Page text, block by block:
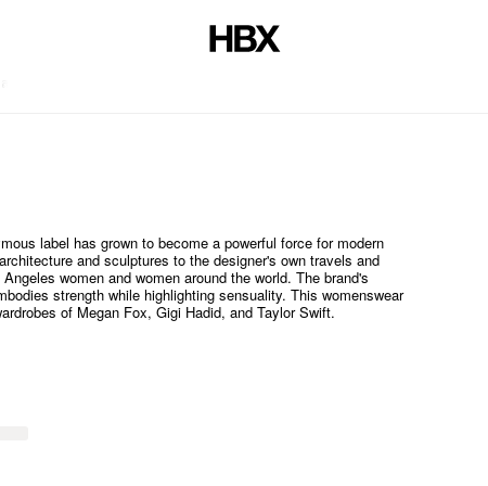
ไตล์
label has grown to become a powerful force for modern
and sculptures to the designer's own travels and
women and women around the world. The brand's
strength while highlighting sensuality. This womenswear
of Megan Fox, Gigi Hadid, and Taylor Swift.